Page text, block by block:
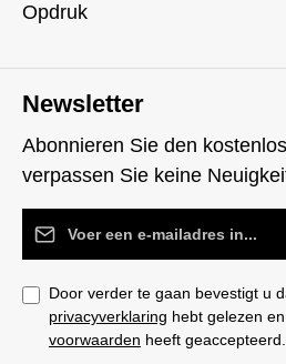
Newsletter
Abonnieren Sie den
verpassen Sie keine
E-mailadres*
Door verder te gaan bevestigt u
privacyverklaring hebt gelezen
voorwaarden heeft geaccepteerd.
Opdruk